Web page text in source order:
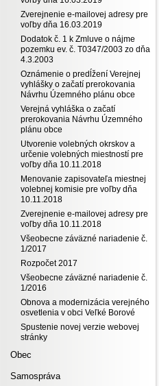
Zverejnenie e-mailovej adresy pre
voľby dňa 16.03.2019
Dodatok č. 1 k Zmluve o nájme
pozemku ev. č. T0347/2003 zo dňa
4.3.2003
Oznámenie o predĺžení Verejnej
vyhlášky o začatí prerokovania
Návrhu Územného plánu obce
Verejná vyhláška o začatí
prerokovania Návrhu Územného
plánu obce
Utvorenie volebných okrskov a
určenie volebných miestností pre
voľby dňa 10.11.2018
Menovanie zapisovateľa miestnej
volebnej komisie pre voľby dňa
10.11.2018
Zverejnenie e-mailovej adresy pre
voľby dňa 10.11.2018
Všeobecne záväzné nariadenie č.
1/2017
Rozpočet 2017
Všeobecne záväzné nariadenie č.
1/2016
Obnova a modernizácia verejného
osvetlenia v obci Veľké Borové
Spustenie novej verzie webovej
stránky
Obec
Samospráva